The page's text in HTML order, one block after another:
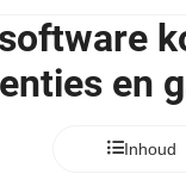
en
Inhoud